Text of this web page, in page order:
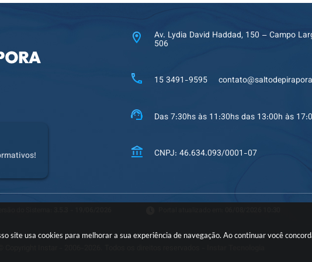
site usa cookies para melhorar a sua experiência de navegação. Ao continuar você
Av. Lydia David Haddad, 150 – Campo
506
15 3491-9595
Das 7:30hs às 11:30hs das 13:00h às
CNPJ: 46.634.093/0001-07